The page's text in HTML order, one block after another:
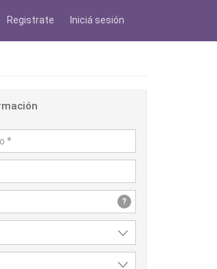
Registrate Iniciá sesión
?